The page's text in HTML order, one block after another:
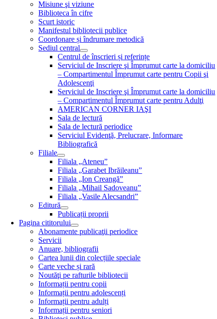
Misiune şi viziune
Biblioteca în cifre
Scurt istoric
Manifestul bibliotecii publice
Coordonare și îndrumare metodică
Sediul central
Centrul de înscrieri și referințe
Serviciul de Inscriere şi Împrumut carte la domiciliu
– Compartimentul Împrumut carte pentru Copii şi
Adolescenţi
Serviciul de Inscriere şi Împrumut carte la domiciliu
– Compartimentul Împrumut carte pentru Adulţi
AMERICAN CORNER IAŞI
Sala de lectură
Sala de lectură periodice
Serviciul Evidenţă, Prelucrare, Informare
Bibliografică
Filiale
Filiala „Ateneu”
Filiala „Garabet Ibrăileanu”
Filiala „Ion Creangă”
Filiala „Mihail Sadoveanu”
Filiala „Vasile Alecsandri”
Editură
Publicații proprii
Pagina cititorului
Abonamente publicaţii periodice
Servicii
Anuare, bibliografii
Cartea lunii din colecțiile speciale
Carte veche și rară
Noutăţi pe rafturile bibliotecii
Informații pentru copii
Informații pentru adolescenți
Informații pentru adulți
Informații pentru seniori